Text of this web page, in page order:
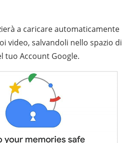
a caricare automaticamente
video, salvandoli nello spazio di
tuo Account Google.